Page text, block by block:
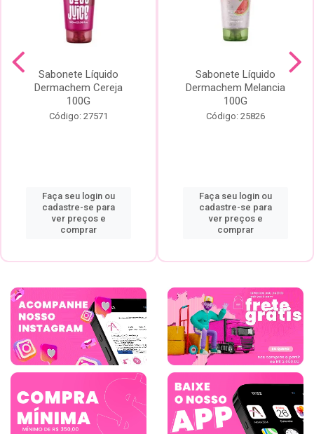
Sabonete Líquido
Dermachem Cereja
100G
Código: 27571
Faça seu login ou
cadastre-se para
ver preços e
comprar
Sabonete Líquido
Dermachem Melancia
100G
Código: 25826
Faça seu login ou
cadastre-se para
ver preços e
comprar